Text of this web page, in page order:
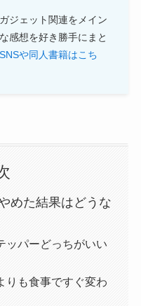
ジェット関連をメイン
感想を好き勝手にまと
SNSや同人書籍はこち
めた結果はどうな
ッパーどっちがいい
りも食事ですぐ変わ